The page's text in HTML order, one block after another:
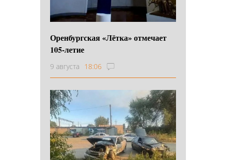
Оренбургская «Лётка» отмечает
105-летие
9 августа 18:06